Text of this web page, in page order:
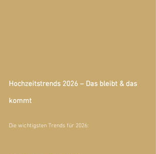
Hochzeitstrends 2026 – Das bleibt & das
kommt
Die wichtigsten Trends für 2026: